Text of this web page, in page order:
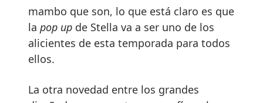
mambo que son, lo que está claro es que
la pop up de Stella va a ser uno de los
alicientes de esta temporada para todos
ellos.
La otra novedad entre los grandes